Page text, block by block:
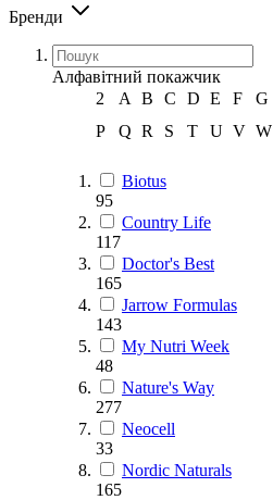
Бренди
Алфавітний покажчик
2
A B C D E F G
P
Q R S T U V W
Biotus
95
Country Life
117
Doctor's Best
165
Jarrow Formulas
143
My Nutri Week
48
Nature's Way
277
Neocell
33
Nordic Naturals
165